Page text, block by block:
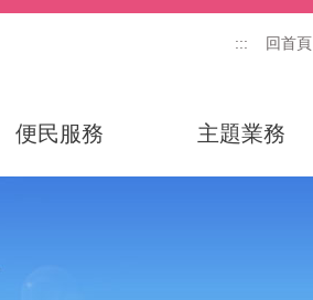
::: 回首頁
便民服務 主題業務